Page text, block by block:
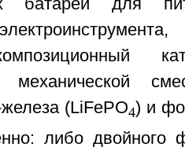
батарей для
(LiFePO4) и
либо двойного